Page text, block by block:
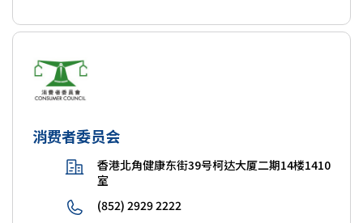
消费者委员会
香港北角健康东街39号柯达大厦二期14楼1410
室
(852) 2929 2222